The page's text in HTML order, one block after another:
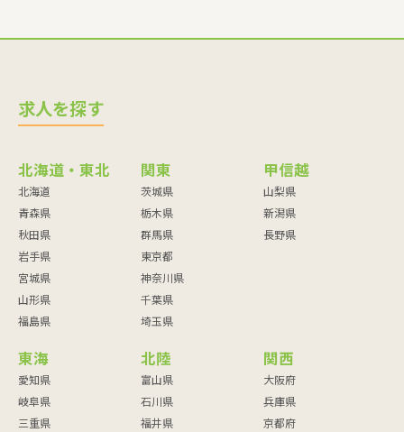
求人を探す
北海道・東北
北海道
青森県
秋田県
岩手県
宮城県
山形県
福島県
関東
茨城県
栃木県
群馬県
東京都
神奈川県
千葉県
埼玉県
甲信越
山梨県
新潟県
長野県
東海
愛知県
岐阜県
三重県
北陸
富山県
石川県
福井県
関西
大阪府
兵庫県
京都府